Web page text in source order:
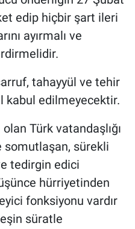
edip hiçbir şart ileri
ayırmalı ve
tahayyül ve tehir
kabul edilmeyecektir.
Türk vatandaşlığı
somutlaşan, sürekli
tedirgin edici
hürriyetinden
fonksiyonu vardır
süratle